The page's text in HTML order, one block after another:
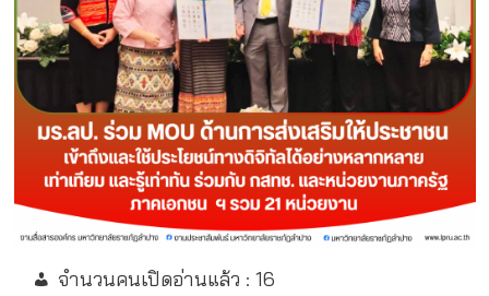
จำนวนคนเปิดอ่านแล้ว : 16